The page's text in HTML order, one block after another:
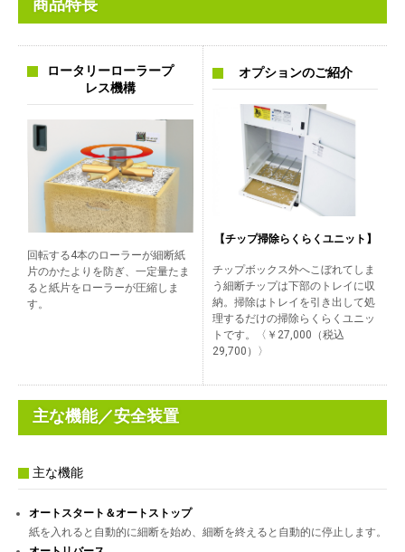
商品特長
ロータリーローラープ
レス機構
回転する4本のローラーが細断紙
片のかたよりを防ぎ、一定量たま
ると紙片をローラーが圧縮しま
す。
オプションのご紹介
【チップ掃除らくらくユニット】
チップボックス外へこぼれてしま
う細断チップは下部のトレイに収
納。掃除はトレイを引き出して処
理するだけの掃除らくらくユニッ
トです。〈￥27,000（税込
29,700）〉
主な機能／安全装置
主な機能
オートスタート＆オートストップ
紙を入れると自動的に細断を始め、細断を終えると自動的に停止します。